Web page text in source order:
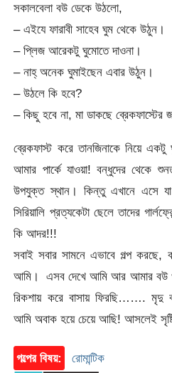
সকালবেলা বউ ডেকে উঠলো,
– এইযে ফারাবী সাহেব ঘুম থেকে উঠুন।
– প্লিজ আরেকটু ঘুমোতে দাওনা।
– নাহ্ অনেক ঘুমাইছেন এবার উঠুন।
– উঠলে কি হবে?
– কিছু হবে না, মা ডাকছে ব্রেকফাস্টের
ব্রেকফাস্ট করে তানজিনাকে নিয়ে
আমার পার্কে যাওয়া! বন্ধুদের থেকে
উপযুক্ত স্থান। কিন্তু এখানে এসে যা
সিরিয়ালি প্রত্যকেটা ছেলে তাদের
কি আদর!!!
সবাই সবার সামনে এভাবে গল্প করছে,
আমি। এসব দেখে আমি আর আমার বউ
রিকশায় করে বাসায় ফিরছি……. মৃদু
আমি অবাক হয়ে চেয়ে আছি! আসলেই
গল্পের বিষয়: রোমান্টিক